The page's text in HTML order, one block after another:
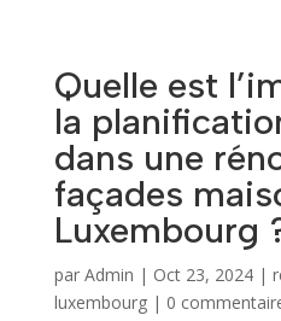
Quelle est
la
dans une
façades
Luxembourg
par Admin | Oct 23, 2024|
luxembourg| 0